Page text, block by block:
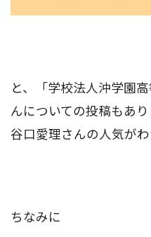
と、「学校法人沖学園
んについての投稿もあり
谷口愛理さんの人気がわ
ちなみに